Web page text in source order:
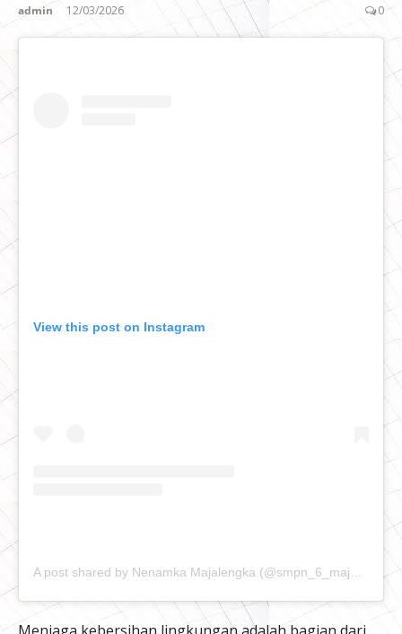
admin 12/03/2026 0
View this post on Instagram